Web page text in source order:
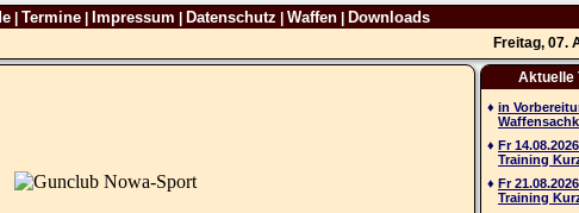
| Termine| Impressum Datenschutz Waffen| Downloads
Freitag, 07.
Aktuelle
♦ in
♦ Fr 14.08.2026
Training
♦ Fr 21.08.2026
Training